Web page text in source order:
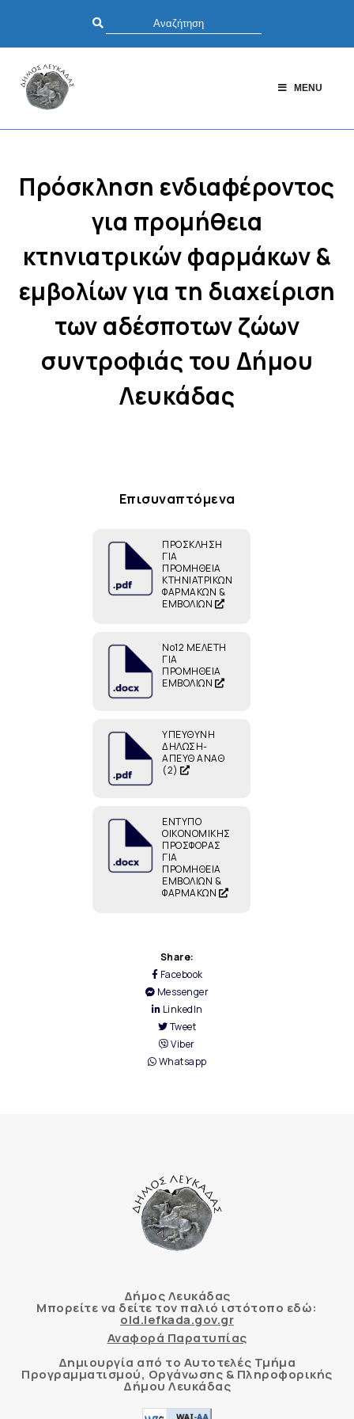
MENU
Πρόσκληση ενδιαφέροντος
για προμήθεια
κτηνιατρικών φαρμάκων &
εμβολίων για τη διαχείριση
των αδέσποτων ζώων
συντροφιάς του Δήμου
Λευκάδας
Επισυναπτόμενα
ΠΡΟΣΚΛΗΣΗ
ΓΙΑ
ΠΡΟΜΗΘΕΙΑ
ΚΤΗΝΙΑΤΡΙΚΩΝ
ΦΑΡΜΑΚΩΝ &
ΕΜΒΟΛΙΩΝ
Νο12 ΜΕΛΕΤΗ
ΓΙΑ
ΠΡΟΜΗΘΕΙΑ
ΕΜΒΟΛΙΩΝ
ΥΠΕΥΘΥΝΗ
ΔΗΛΩΣΗ-
ΑΠΕΥΘ ΑΝΑΘ
(2)
ΕΝΤΥΠΟ
ΟΙΚΟΝΟΜΙΚΗΣ
ΠΡΟΣΦΟΡΑΣ
ΓΙΑ
ΠΡΟΜΗΘΕΙΑ
ΕΜΒΟΛΙΩΝ &
ΦΑΡΜΑΚΩΝ
Share:
Facebook
Messenger
LinkedIn
Tweet
Viber
Whatsapp
Δήμος Λευκάδας
Μπορείτε να δείτε τον παλιό ιστότοπο εδώ:
old.lefkada.gov.gr
Αναφορά Παρατυπίας
Δημιουργία από το Αυτοτελές Τμήμα
Προγραμματισμού, Οργάνωσης & Πληροφορικής
Δήμου Λευκάδας